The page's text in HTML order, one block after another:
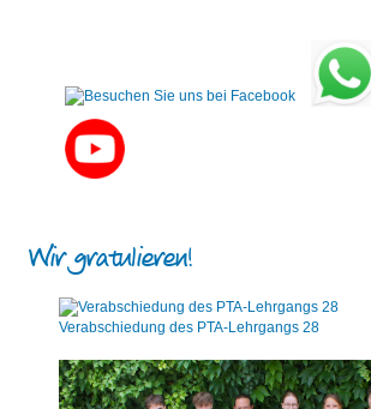
Wir gratulieren!
Verabschiedung des PTA-Lehrgangs 28